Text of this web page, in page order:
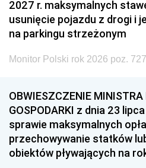
2027 r. maksymalnych
usunięcie pojazdu z drogi i
na parkingu strzeżonym
Monitor Polski rok 2026 poz. 727
OBWIESZCZENIE MINISTRA
GOSPODARKI z dnia 23
sprawie maksymalnych
przechowywanie statków
obiektów pływających na